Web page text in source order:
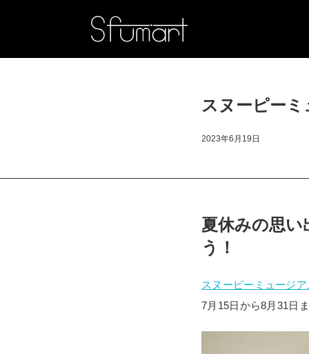
スヌーピーミ
2023年6月19日
夏休みの思
う！
スヌーピーミュージア
7月15日から8月31日